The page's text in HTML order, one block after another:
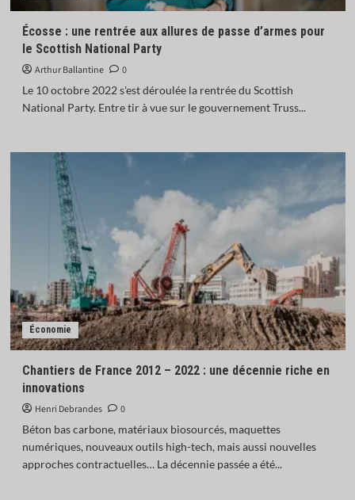
Écosse : une rentrée aux allures de passe d’armes pour
le Scottish National Party
Arthur Ballantine
0
Le 10 octobre 2022 s'est déroulée la rentrée du Scottish
National Party. Entre tir à vue sur le gouvernement Truss...
Économie
Chantiers de France 2012 – 2022 : une décennie riche en
innovations
Henri Debrandes
0
Béton bas carbone, matériaux biosourcés, maquettes
numériques, nouveaux outils high-tech, mais aussi nouvelles
approches contractuelles… La décennie passée a été...